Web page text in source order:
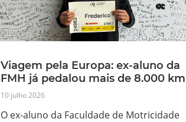
Viagem pela Europa: ex-aluno da
FMH já pedalou mais de 8.000 km
10 julho 2026
O ex-aluno da Faculdade de Motricidade